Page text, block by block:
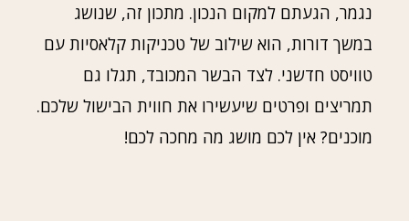
נגמר, הגעתם למקום הנכון. מתכון זה, שנושג
במשך דורות, הוא שילוב של טכניקות קלאסיות עם
טוויסט חדשני. לצד הבשר המכובד, תגלו גם
תמריצים ופרטים שיעשירו את חווית הבישול שלכם.
מוכנים? אין לכם מושג מה מחכה לכם!